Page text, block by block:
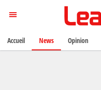
Accueil News Opinion